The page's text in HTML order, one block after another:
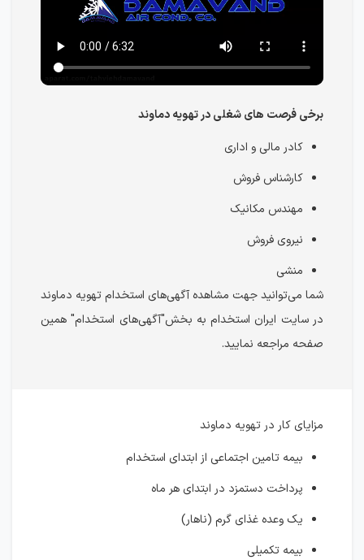
برخی فرصت های شغلی در تهویه دماوند
کادر مالی و اداری
کارشناس فروش
مهندس مکانیک
نیروی فروش
منشی
شما می‌توانید جهت مشاهده آگهی‌های استخدام تهویه دماوند
در سایت ایران استخدام به بخش"آگهی‌های استخدام" همین
صفحه مراجعه نمایید.
مزایای کار در تهویه دماوند
بیمه تامین اجتماعی از ابتدای استخدام
پرداخت دستمزد در ابتدای هر ماه
یک وعده غذای گرم (ناهار)
بیمه تکمیلی